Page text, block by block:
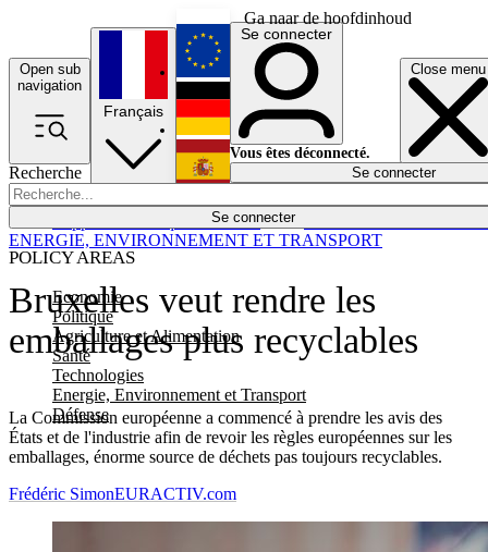
Ga naar de hoofdinhoud
Open sub
navigation
Close menu
Recherche
Se connecter
POLICY AREAS
Economie
Politique
Agriculture et Alimentation
Santé
Technologies
Energie, Environnement et Transport
Défense
Économie
Français
English
Deutsch
Español
Se connecter
Vous êtes déconnecté.
Se connecter
Bruxelles veut rendre les
emballages plus recyclables
La Commission européenne a commencé à prendre les avis des
États et de l'industrie afin de revoir les règles européennes sur les
emballages, énorme source de déchets pas toujours recyclables.
ENERGIE, ENVIRONNEMENT ET TRANSPORT
Frédéric SimonEURACTIV.com